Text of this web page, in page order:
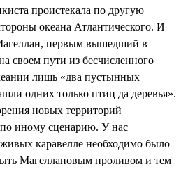
проистекала по другую
океана Атлантического. И
первым вышедший в
своем пути из бесчисленного
лишь «два пустынных
одних только птиц да деревья».
новых территорий
иному сценарию. У нас
каравелле необходимо было
Магеллановым проливом и тем